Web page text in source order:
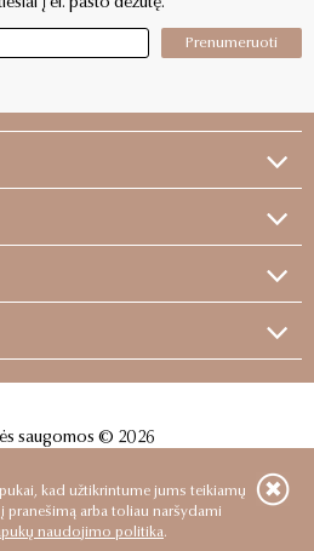
kad užtikrintume jums teikiamų
pranešimą arba toliau naršydami
naudojimo politika.
į el. pašto dėžutę.
Prenumeruoti
saugomos © 2026